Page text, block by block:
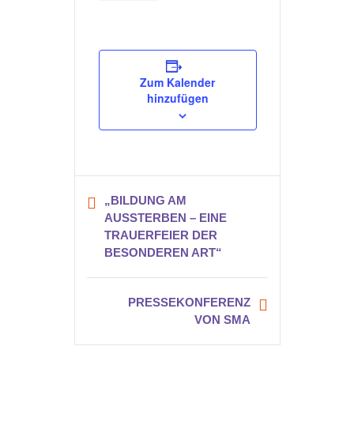
Zum Kalender
hinzufügen
„BILDUNG AM
AUSSTERBEN – EINE
TRAUERFEIER DER
BESONDEREN ART“
PRESSEKONFERENZ
VON SMA